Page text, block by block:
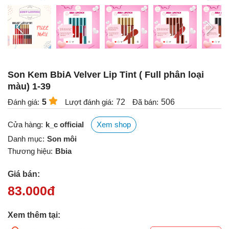
Son Kem BbiA Velver Lip Tint ( Full phân loại
màu) 1-39
Đánh giá: 5 Lượt đánh giá: 72 Đã bán: 506
Cửa hàng: k_c official
Xem shop
Danh mục: Son môi
Thương hiệu: Bbia
Giá bán:
83.000đ
Xem thêm tại: